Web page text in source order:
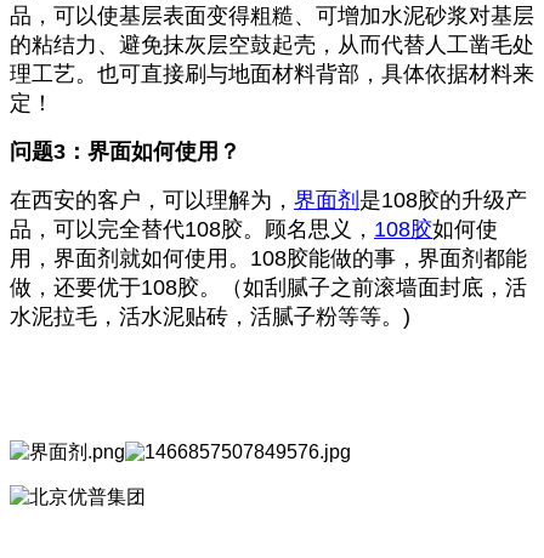
品，可以使基层表面变得粗糙、可增加水泥砂浆对基层
的粘结力、避免抹灰层空鼓起壳，从而代替人工凿毛处
理工艺。也可直接刷与地面材料背部，具体依据材料来
定！
问题3：界面如何使用？
在西安的客户，可以理解为， 界面剂 是108胶的升级产
品，可以完全替代108胶。顾名思义， 108胶如何使
用，界面剂就如何使用。108胶能做的事，界面剂都能
做，还要优于108胶。（如刮腻子之前滚墙面封底，活
水泥拉毛，活水泥贴砖，活腻子粉等等。)